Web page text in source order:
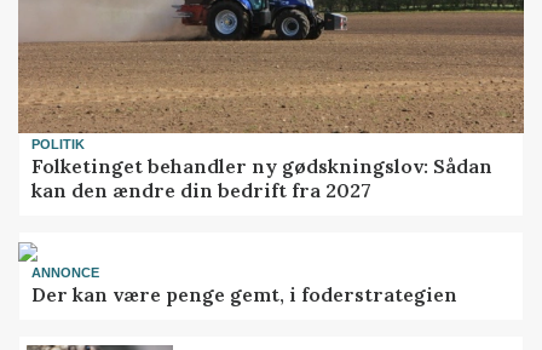
POLITIK
Folketinget behandler ny gødskningslov: Sådan
kan den ændre din bedrift fra 2027
ANNONCE
Der kan være penge gemt, i foderstrategien